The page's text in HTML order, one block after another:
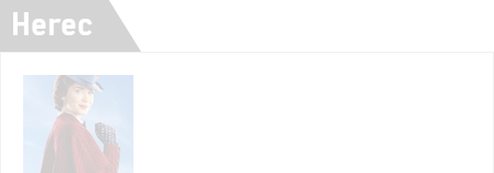
Herec